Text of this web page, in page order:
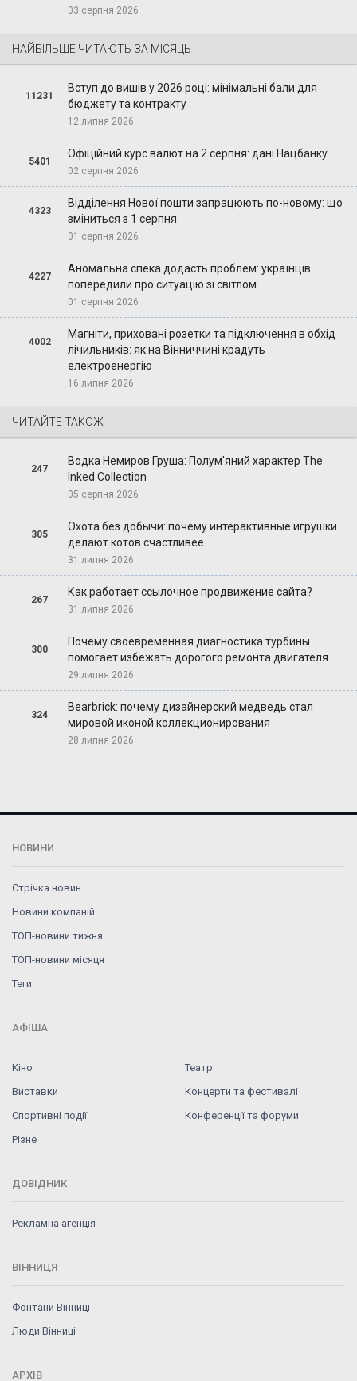
03 серпня 2026
НАЙБІЛЬШЕ ЧИТАЮТЬ ЗА МІСЯЦЬ
11231
Вступ до вишів у 2026 році: мінімальні бали для
бюджету та контракту
12 липня 2026
5401
Офіційний курс валют на 2 серпня: дані Нацбанку
02 серпня 2026
4323
Відділення Нової пошти запрацюють по-новому: що
зміниться з 1 серпня
01 серпня 2026
4227
Аномальна спека додасть проблем: українців
попередили про ситуацію зі світлом
01 серпня 2026
4002
Магніти, приховані розетки та підключення в обхід
лічильників: як на Вінниччині крадуть
електроенергію
16 липня 2026
ЧИТАЙТЕ ТАКОЖ
247
Водка Немиров Груша: Полум'яний характер The
Inked Collection
05 серпня 2026
305
Охота без добычи: почему интерактивные игрушки
делают котов счастливее
31 липня 2026
267
Как работает ссылочное продвижение сайта?
31 липня 2026
300
Почему своевременная диагностика турбины
помогает избежать дорогого ремонта двигателя
29 липня 2026
324
Bearbrick: почему дизайнерский медведь стал
мировой иконой коллекционирования
28 липня 2026
НОВИНИ
Стрічка новин
Новини компаній
ТОП-новини тижня
ТОП-новини місяця
Теги
АФІША
Кіно
Театр
Виставки
Концерти та фестивалі
Спортивні події
Конференції та форуми
Різне
ДОВІДНИК
Рекламна агенція
ВІННИЦЯ
Фонтани Вінниці
Люди Вінниці
АРХІВ